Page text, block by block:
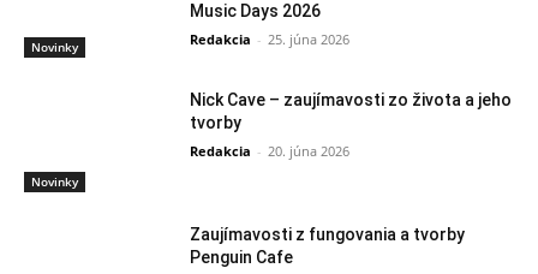
Novinky
Music Days 2026
Redakcia - 25. júna 2026
Novinky
Nick Cave – zaujímavosti zo života a jeho
tvorby
Redakcia - 20. júna 2026
Zaujímavosti z fungovania a tvorby
Penguin Cafe